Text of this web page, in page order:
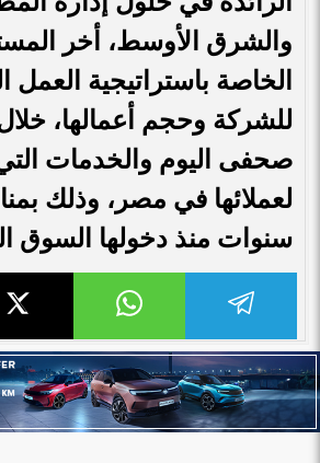
والشرق الأوسط، أخر
الخاصة باستراتيجية العمل
للشركة وحجم أعمالها،
صحفى اليوم والخدمات
سنوات منذ دخولها السوق